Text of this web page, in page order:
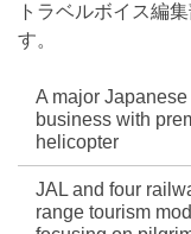
トラベルボイス編
す。
A major
business with
helicopter
JAL and four
range tourism